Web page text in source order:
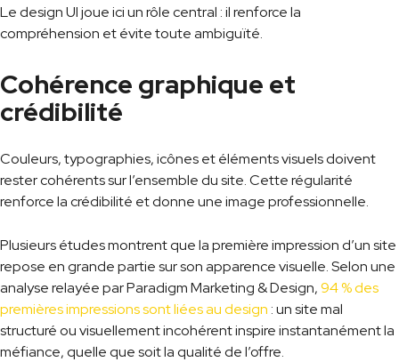
Le design UI joue ici un rôle central : il renforce la
compréhension et évite toute ambiguïté.
Cohérence graphique et
crédibilité
Couleurs, typographies, icônes et éléments visuels doivent
rester cohérents sur l’ensemble du site. Cette régularité
renforce la crédibilité et donne une image professionnelle.
Plusieurs études montrent que la première impression d’un site
repose en grande partie sur son apparence visuelle. Selon une
analyse relayée par Paradigm Marketing & Design,94 % des
premières impressions sont liées au design : un site mal
structuré ou visuellement incohérent inspire instantanément la
méfiance, quelle que soit la qualité de l’offre.